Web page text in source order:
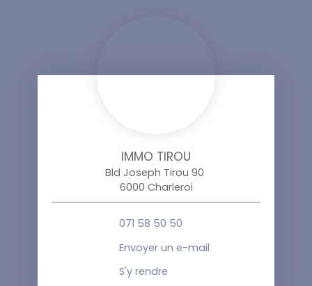
IMMO TIROU
Bld Joseph Tirou 90
6000 Charleroi
071 58 50 50
Envoyer un e-mail
S'y rendre